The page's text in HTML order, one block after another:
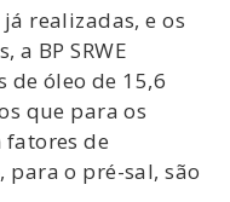
realizadas, e os
a BP SRWE
de óleo de 15,6
que para os
fatores de
para o pré-sal, são